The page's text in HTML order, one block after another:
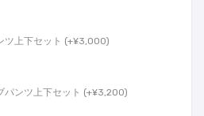
ツ上下セット (+¥3,000)
パンツ上下セット (+¥3,200)